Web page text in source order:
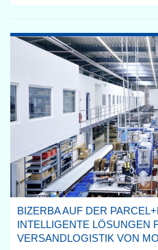
BIZERBA AUF DER
INTELLIGENTE LÖSUNGEN
VERSANDLOGISTIK VON